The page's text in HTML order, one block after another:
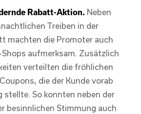
Rabatt-Aktion. Neben
Treiben in der
machten die Promoter auch
aufmerksam. Zusätzlich
verteilten die fröhlichen
die der Kunde vorab
stellte. So konnten neben der
besinnlichen Stimmung auch